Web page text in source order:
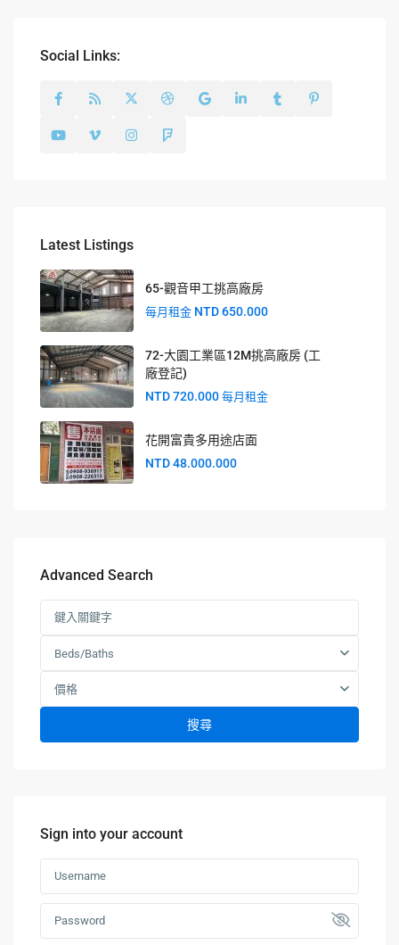
Social Links:
Latest Listings
65-觀音甲工挑高廠房
每月租金 NTD 650.000
72-大園工業區12M挑高廠房 (工
廠登記)
NTD 720.000 每月租金
花開富貴多用途店面
NTD 48.000.000
Advanced Search
Beds/Baths
價格
搜尋
Sign into your account